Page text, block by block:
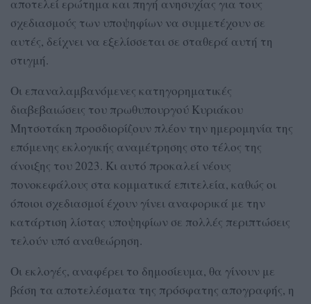
αποτελεί ερώτημα και πηγή ανησυχίας για τους
σχεδιασμούς των υποψηφίων να συμμετέχουν σε
αυτές, δείχνει να εξελίσσεται σε σταθερά αυτή τη
στιγμή.
Οι επαναλαμβανόμενες κατηγορηματικές
διαβεβαιώσεις του πρωθυπουργού Κυριάκου
Μητσοτάκη προσδιορίζουν πλέον την ημερομηνία της
επόμενης εκλογικής αναμέτρησης στο τέλος της
άνοιξης του 2023. Κι αυτό προκαλεί νέους
πονοκεφάλους στα κομματικά επιτελεία, καθώς οι
όποιοι σχεδιασμοί έχουν γίνει αναφορικά με την
κατάρτιση λίστας υποψηφίων σε πολλές περιπτώσεις
τελούν υπό αναθεώρηση.
Οι εκλογές, αναφέρει το δημοσίευμα, θα γίνουν με
βάση τα αποτελέσματα της πρόσφατης απογραφής, η